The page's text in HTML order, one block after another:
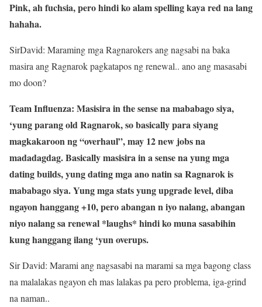
Pink, ah fuchsia, pero hindi ko alam spelling kaya red na lang
hahaha.
SirDavid: Maraming mga Ragnarokers ang nagsabi na baka
masira ang Ragnarok pagkatapos ng renewal.. ano ang masasabi
mo doon?
Team Influenza: Masisira in the sense na mababago siya,
‘yung parang old Ragnarok, so basically para siyang
magkakaroon ng “overhaul”, may 12 new jobs na
madadagdag. Basically masisira in a sense na yung mga
dating builds, yung dating mga ano natin sa Ragnarok is
mababago siya. Yung mga stats yung upgrade level, diba
ngayon hanggang +10, pero abangan n iyo nalang, abangan
niyo nalang sa renewal *laughs* hindi ko muna sasabihin
kung hanggang ilang ‘yun overups.
Sir David: Marami ang nagsasabi na marami sa mga bagong class
na malalakas ngayon eh mas lalakas pa pero problema, iga-grind
na naman..